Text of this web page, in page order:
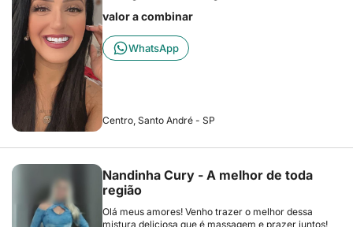
valor a combinar
WhatsApp
Centro, Santo André - SP
Nandinha Cury - A melhor de toda
região
Olá meus amores! Venho trazer o melhor dessa
mistura deliciosa que é massagem e prazer juntos!